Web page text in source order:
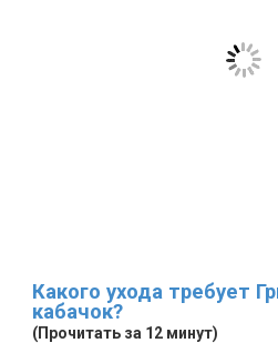
Какого ухода требует
кабачок?
(Прочитать за 12 минут)